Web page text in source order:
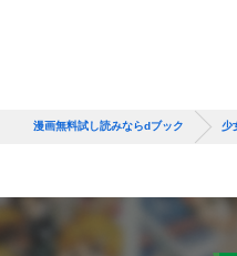
漫画無料試し読みならdブック 少